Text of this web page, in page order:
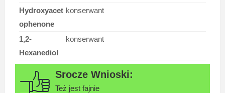
Hydroxyacet
ophenone
konserwant
1,2-
Hexanediol
konserwant
Też jest fajnie